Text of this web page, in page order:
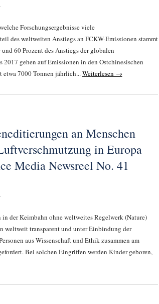
Forschungsergebnisse viele
des weltweiten Anstiegs an FCKW-Emissionen stammt
60 Prozent des Anstiegs der globalen
gehen auf Emissionen in den Ostchinesischen
etwa 7000 Tonnen jährlich...Weiterlesen →
an Menschen
in Europa
Media Newsreel No. 41
der Keimbahn ohne weltweites Regelwerk (Nature)
transparent und unter Einbindung der
aus Wissenschaft und Ethik zusammen am
Bei solchen Eingriffen werden Kinder geboren,